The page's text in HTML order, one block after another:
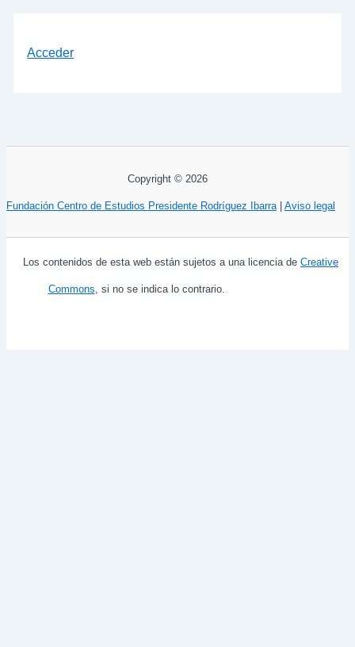
Acceder
Copyright © 2026
Fundación Centro de Estudios Presidente Rodríguez Ibarra| Aviso legal
Los contenidos de esta web están sujetos a una licencia de Creative
Commons, si no se indica lo contrario.